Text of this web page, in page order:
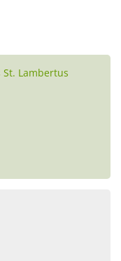
Lambertus